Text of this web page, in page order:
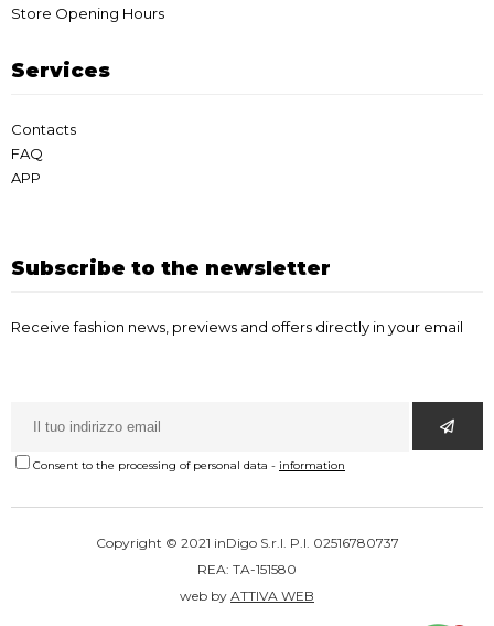
Store Opening Hours
Services
Contacts
FAQ
APP
Subscribe to the newsletter
Receive fashion news, previews and offers directly in your email
Consent to the processing of personal data - information
Copyright © 2021 inDigo S.r.l. P.I. 02516780737
REA: TA-151580
web by ATTIVA WEB